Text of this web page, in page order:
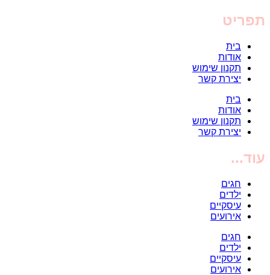
תפריט
בית
אודות
תקנון שימוש
יצירת קשר
בית
אודות
תקנון שימוש
יצירת קשר
עוד...
חגים
ילדים
עיסקיים
אירועים
חגים
ילדים
עיסקיים
אירועים